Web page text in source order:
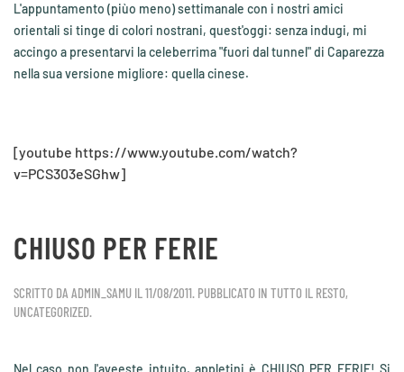
L'appuntamento (piùo meno) settimanale con i nostri amici
orientali si tinge di colori nostrani, quest'oggi: senza indugi, mi
accingo a presentarvi la celeberrima "fuori dal tunnel" di Caparezza
nella sua versione migliore: quella cinese.
[youtube https://www.youtube.com/watch?
v=PCS303eSGhw]
CHIUSO PER FERIE
SCRITTO DA ADMIN_SAMU IL11/08/2011. PUBBLICATO IN TUTTO IL RESTO,
UNCATEGORIZED.
Nel caso non l'aveeste intuito, appletini è CHIUSO PER FERIE! Si